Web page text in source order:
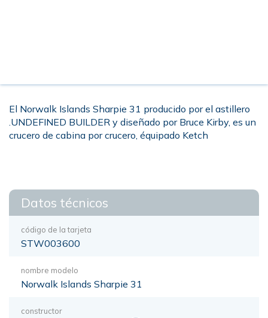
El Norwalk Islands Sharpie 31 producido por el astillero
.UNDEFINED BUILDER y diseñado por Bruce Kirby, es un
crucero de cabina por crucero, équipado Ketch
Datos técnicos
código de la tarjeta
STW003600
nombre modelo
Norwalk Islands Sharpie 31
constructor